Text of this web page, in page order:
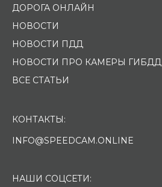
ДОРОГА ОНЛАЙН
НОВОСТИ
НОВОСТИ ПДД
НОВОСТИ ПРО КАМЕРЫ ГИБДД
ВСЕ СТАТЬИ
КОНТАКТЫ:
INFO@SPEEDCAM.ONLINE
НАШИ СОЦСЕТИ: